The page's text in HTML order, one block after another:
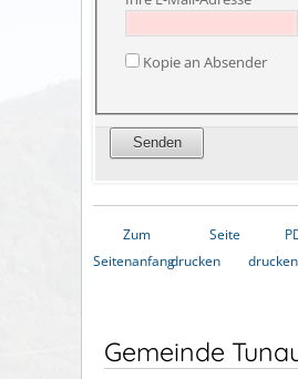
Kopie an Absender
Zum
Seitenanfang
Seite
drucken
drucken
Gemeinde